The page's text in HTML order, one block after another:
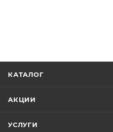
КАТАЛОГ
АКЦИИ
УСЛУГИ